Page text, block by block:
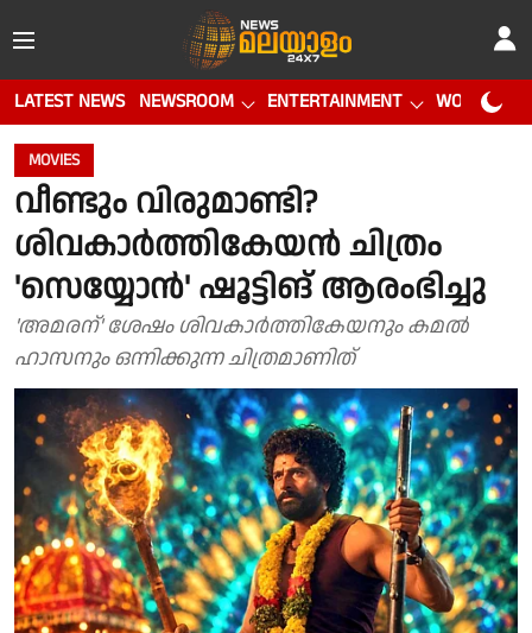
LATEST NEWS NEWSROOM ENTERTAINMENT WORLD CUP
MOVIES
വീണ്ടും വിരുമാണ്ടി?
ശിവകാർത്തികേയൻ ചിത്രം
'സെയ്യോൻ' ഷൂട്ടിങ് ആരംഭിച്ചു
'അമരന്' ശേഷം ശിവകാർത്തികേയനും കമൽ
ഹാസനും ഒന്നിക്കുന്ന ചിത്രമാണിത്